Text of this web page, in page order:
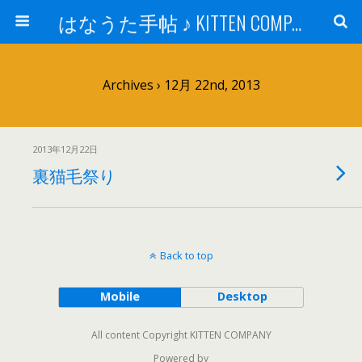
はなうた手帖 ♪ KITTEN COMPANY
Archives › 12月 22nd, 2013
2013年12月22日
裏猫毛祭り
Back to top
Mobile Desktop
All content Copyright KITTEN COMPANY
Powered by